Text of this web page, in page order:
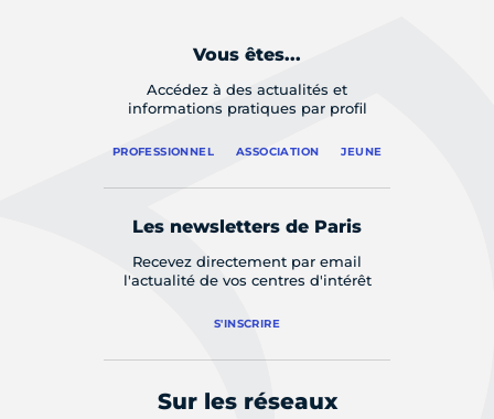
Vous êtes...
Accédez à des actualités et
informations pratiques par profil
PROFESSIONNEL ASSOCIATION JEUNE
Les newsletters de Paris
Recevez directement par email
l'actualité de vos centres d'intérêt
S'INSCRIRE
Sur les réseaux